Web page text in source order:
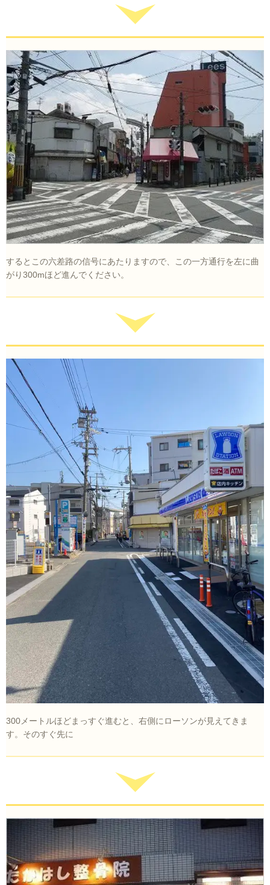
するとこの六差路の信号にあたりますので、この一方通行を左に曲
がり300mほど進んでください。
300メートルほどまっすぐ進むと、右側にローソンが見えてきま
す。そのすぐ先に